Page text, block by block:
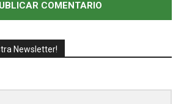
Newsletter!